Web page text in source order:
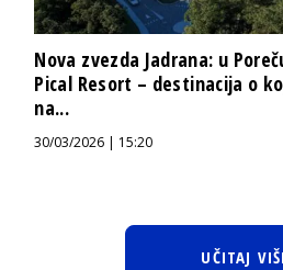
Nova zvezda Jadrana: u
Pical Resort – destinacija o
na...
30/03/2026 | 15:20
UČITAJ